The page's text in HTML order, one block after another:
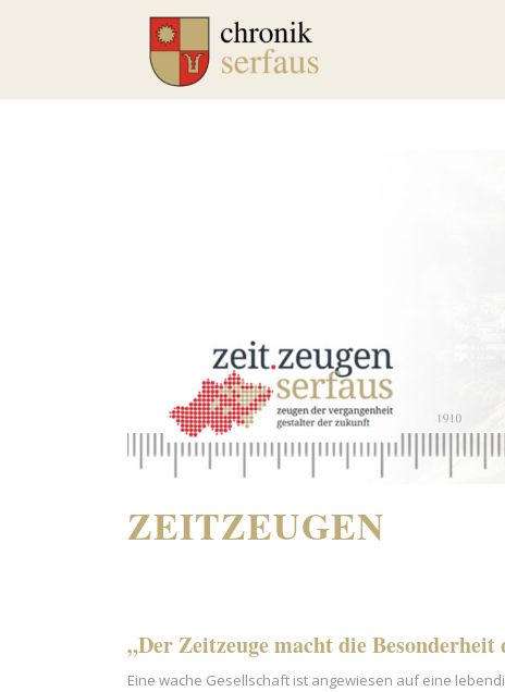
ZEITZEUGEN
„Der Zeitzeuge macht die Besonderheit
Eine wache Gesellschaft ist angewiesen auf eine